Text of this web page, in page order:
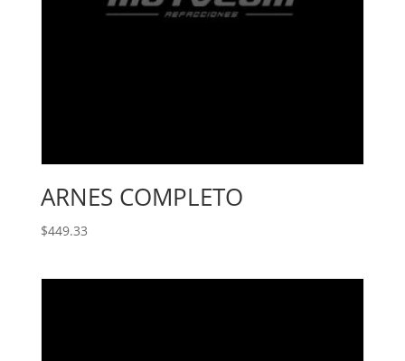
ARNES COMPLETO
$449.33